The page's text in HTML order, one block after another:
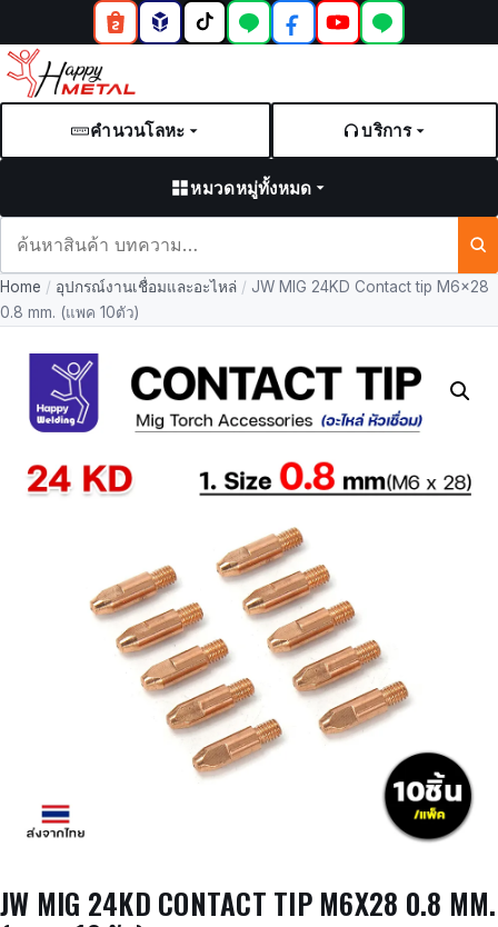
คำนวนโลหะ บริการ
หมวดหมู่ทั้งหมด
และ
บทความ
Home / อุปกรณ์งานเชื่อมและอะไหล่ / JW MIG 24KD Contact tip M6x28
0.8 mm. (แพค 10ตัว)
JW MIG 24KD CONTACT TIP M6X28 0.8 MM.